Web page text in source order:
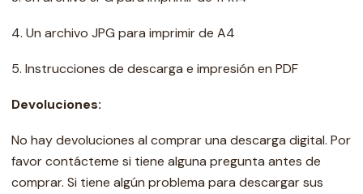
4. Un archivo JPG para imprimir de A4
5. Instrucciones de descarga e impresión en PDF
Devoluciones:
No hay devoluciones al comprar una descarga digital. Por
favor contácteme si tiene alguna pregunta antes de
comprar. Si tiene algún problema para descargar sus